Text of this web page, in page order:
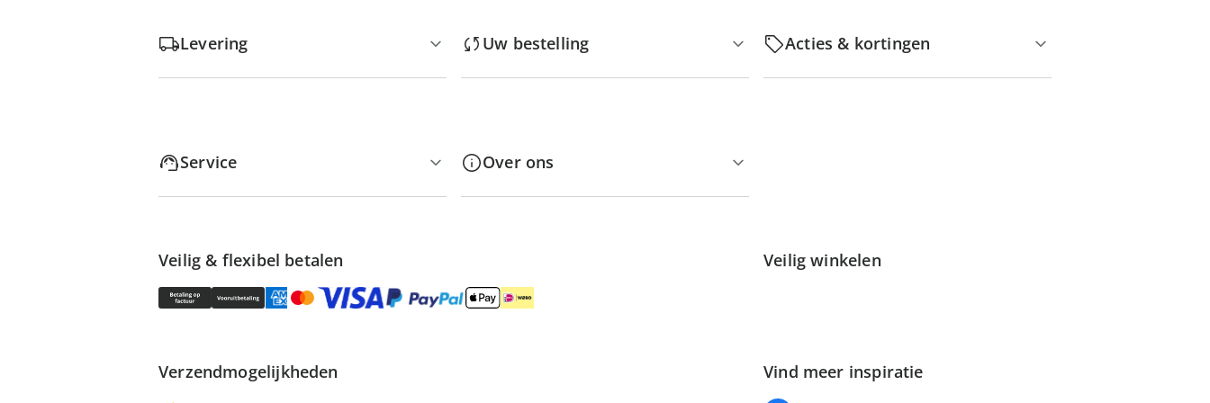
Levering Uw bestelling Acties & kortingen
Service Over ons
Veilig & flexibel betalen Veilig winkelen
Verzendmogelijkheden Vind meer inspiratie